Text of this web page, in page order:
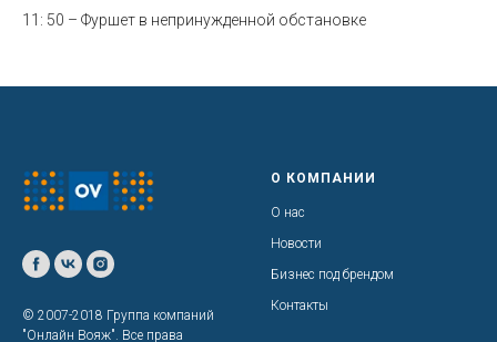
11: 50 – Фуршет в непринужденной обстановке
© 2007-2018 Группа компаний
"Онлайн Вояж". Все права
О КОМПАНИИ
О нас
Новости
Бизнес под брендом
Контакты